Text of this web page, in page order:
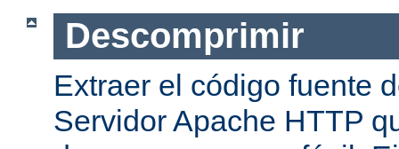
Descomprimir
Extraer el código fuente
Servidor Apache HTTP